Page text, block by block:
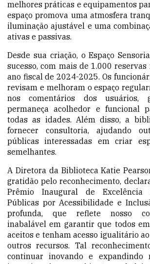
melhores práticas e equipamentos
espaço promova uma atmosfera
iluminação ajustável e uma
ativas e passivas.
Desde sua criação, o Espaço
sucesso, com mais de 1.000
ano fiscal de 2024-2025. Os
revisam e melhoram o espaço
nos comentários dos usuários,
permaneça acolhedor e funcional
todas as idades. Além disso, a
fornecer consultoria, ajudando
públicas interessadas em criar
semelhantes.
A Diretora da Biblioteca Katie
gratidão pelo reconhecimento,
Prêmio Inaugural de Excelência
Públicas por Acessibilidade e
profunda, que reflete nosso
inabalável em garantir que todos
aceitos e tenham acesso igualitário
outros recursos. Tal
continuar inovando e expandindo